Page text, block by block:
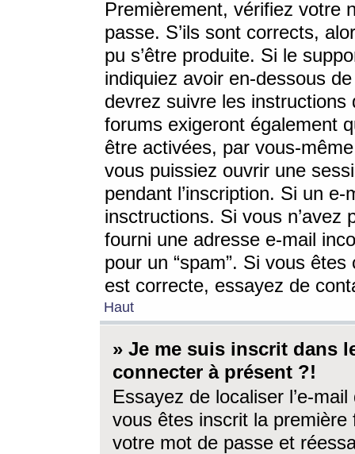
Premièrement, vérifiez votre
passe. S’ils sont corrects,
pu s’être produite. Si le
indiquiez avoir en-dessous
devrez suivre les
forums exigeront également
être activées, par vous-
vous puissiez ouvrir une
pendant l’inscription. Si un
insctructions. Si vous n’avez
fourni une adresse e-mail
pour un “spam”. Si vous
est correcte, essayez de
Haut
» Je me suis inscrit dans
connecter à présent ?!
Essayez de localiser l’e-
vous êtes inscrit la première
votre mot de passe et